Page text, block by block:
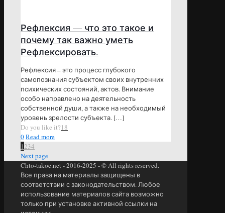
Рефлексия — что это такое и
почему так важно уметь
Рефлексировать.
Рефлексия – это процесс глубокого
самопознания субъектом своих внутренних
психических состояний, актов. Внимание
особо направлено на деятельность
собственной души, а также на необходимый
уровень зрелости субъекта. […]
Do you like it?18
0Read more
1234
Next page
Chto-takoe.net - 2016-2025 - © All rights reserved.
Все права на материалы защищены в
соответствии с законодательством. Любое
использование материалов сайта возможно
только при установке активной ссылки на